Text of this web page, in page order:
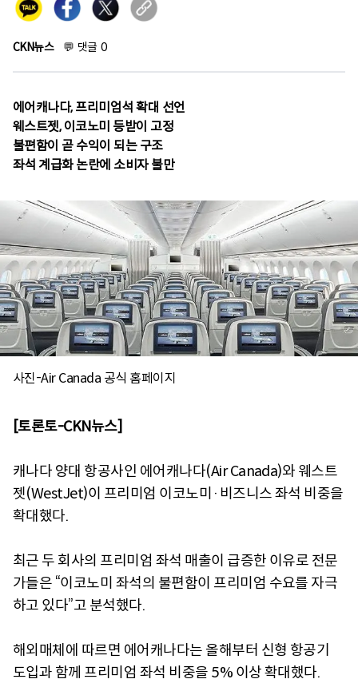
CKN뉴스 💬 댓글 0
에어캐나다, 프리미엄석 확대 선언
웨스트젯, 이코노미 등받이 고정
불편함이 곧 수익이 되는 구조
좌석 계급화 논란에 소비자 불만
사진-Air Canada 공식 홈페이지
[토론토-CKN뉴스]
캐나다 양대 항공사인 에어캐나다(Air Canada)와 웨스트
젯(WestJet)이 프리미엄 이코노미·비즈니스 좌석 비중을
확대했다.
최근 두 회사의 프리미엄 좌석 매출이 급증한 이유로 전문
가들은 “이코노미 좌석의 불편함이 프리미엄 수요를 자극
하고 있다”고 분석했다.
해외매체에 따르면 에어캐나다는 올해부터 신형 항공기
도입과 함께 프리미엄 좌석 비중을 5% 이상 확대했다.